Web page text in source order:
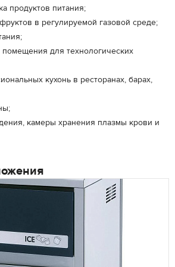
продуктов питания;
в регулируемой газовой среде;
для технологических
кухонь в ресторанах, барах,
камеры хранения плазмы крови и